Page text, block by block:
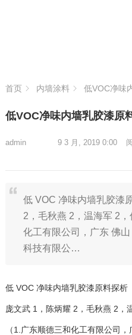
首页 内墙涂料 低VOC净味
低VOC净味内墙乳胶漆原
admin 9 3 月, 2019 0:00
低 VOC 净味内墙乳胶漆
2，毛秋燕 2，温海军 2
化工有限公司，广东 佛
科技有限公…
低 VOC 净味内墙乳胶漆原料探析
庞文武 1，陈炳耀 2，毛秋燕 2，
（1.广东顺德三和化工有限公司